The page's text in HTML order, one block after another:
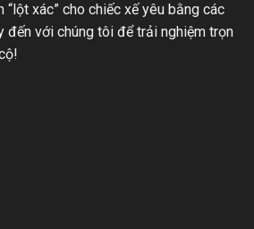
“lột xác” cho chiếc xế yêu bằng các
đến với chúng tôi để trải nghiệm trọn